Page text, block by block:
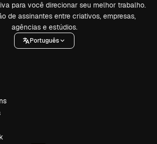
para você direcionar seu melhor trabalho.
de assinantes entre criativos, empresas,
agências e estúdios.
Português